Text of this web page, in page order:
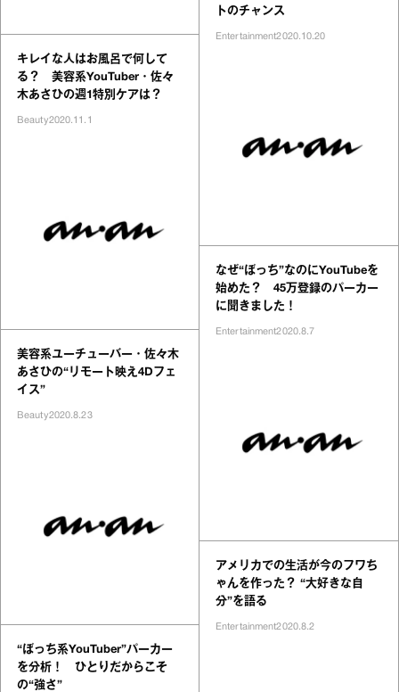
キレイな人はお風呂で何して
る？ 美容系YouTuber・佐々
木あさひの週1特別ケアは？
Beauty2020.11.1
美容系ユーチューバー・佐々木
あさひの“リモート映え4Dフェ
イス”
Beauty2020.8.23
“ぼっち系YouTuber”パーカー
を分析！ ひとりだからこそ
の“強さ”
トのチャンス
Entertainment2020.10.20
なぜ“ぼっち”なのにYouTubeを
始めた？ 45万登録のパーカー
に聞きました！
Entertainment2020.8.7
アメリカでの生活が今のフワち
ゃんを作った？ “大好きな自
分”を語る
Entertainment2020.8.2